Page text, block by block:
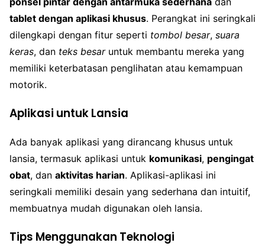
tablet dengan aplikasi khusus. Perangkat ini seringkali
dilengkapi dengan fitur seperti tombol besar, suara
keras, dan teks besaruntuk membantu mereka yang
memiliki keterbatasan penglihatan atau kemampuan
motorik.
Aplikasi untuk Lansia
Ada banyak aplikasi yang dirancang khusus untuk
lansia, termasuk aplikasi untuk komunikasi, pengingat
obat, dan aktivitas harian. Aplikasi-aplikasi ini
seringkali memiliki desain yang sederhana dan intuitif,
membuatnya mudah digunakan oleh lansia.
Tips Menggunakan Teknologi